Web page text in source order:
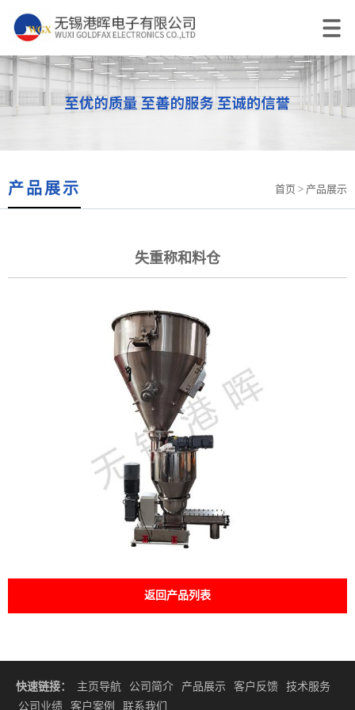
产品展示 首页 > 产品展示
失重称和料仓
返回产品列表
快速链接： 主页导航 公司简介 产品展示 客户反馈
技术服务
公司业绩
客户案例 联系我们